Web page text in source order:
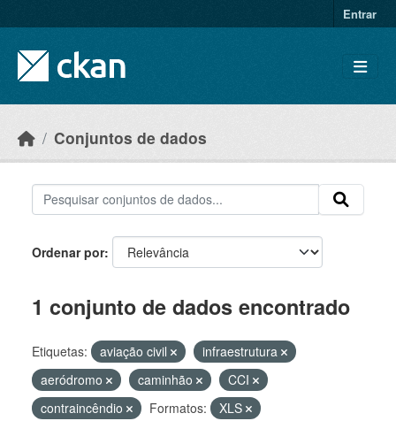
Entrar
Conjuntos de dados
Ordenar por
1 conjunto de dados encontrado
Etiquetas: aviação civil
infraestrutura
aeródromo
caminhão
CCI
contraincêndio
Formatos:
XLS